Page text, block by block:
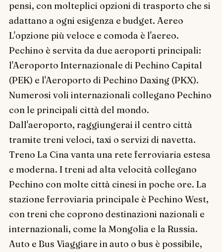
pensi, con molteplici opzioni di trasporto che si
adattano a ogni esigenza e budget. Aereo
L'opzione più veloce e comoda è l'aereo.
Pechino è servita da due aeroporti principali:
l'Aeroporto Internazionale di Pechino Capital
(PEK) e l'Aeroporto di Pechino Daxing (PKX).
Numerosi voli internazionali collegano Pechino
con le principali città del mondo.
Dall'aeroporto, raggiungerai il centro città
tramite treni veloci, taxi o servizi di navetta.
Treno La Cina vanta una rete ferroviaria estesa
e moderna. I treni ad alta velocità collegano
Pechino con molte città cinesi in poche ore. La
stazione ferroviaria principale è Pechino West,
con treni che coprono destinazioni nazionali e
internazionali, come la Mongolia e la Russia.
Auto e Bus Viaggiare in auto o bus è possibile,